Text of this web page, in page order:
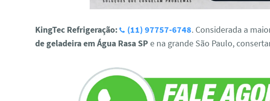
KingTec Refrigeração: (11) 97757-6748. Considerada a
de geladeira em Água Rasa SP e na grande São Paulo,